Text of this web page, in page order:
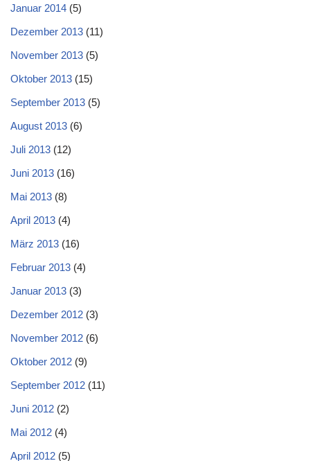
Januar 2014 (5)
Dezember 2013 (11)
November 2013 (5)
Oktober 2013 (15)
September 2013 (5)
August 2013 (6)
Juli 2013 (12)
Juni 2013 (16)
Mai 2013 (8)
April 2013 (4)
März 2013 (16)
Februar 2013 (4)
Januar 2013 (3)
Dezember 2012 (3)
November 2012 (6)
Oktober 2012 (9)
September 2012 (11)
Juni 2012 (2)
Mai 2012 (4)
April 2012 (5)